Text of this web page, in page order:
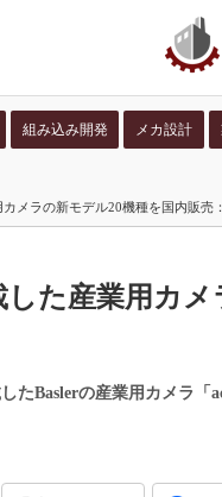
組み込み開発 メカ設計
メラの新モデル20機種を国内販売
た産業用カ
たBaslerの産業用カメラ「